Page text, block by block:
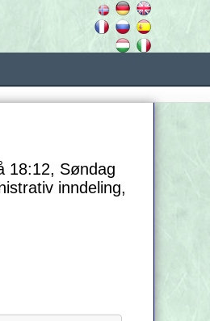
18:12, Søndag
inndeling,